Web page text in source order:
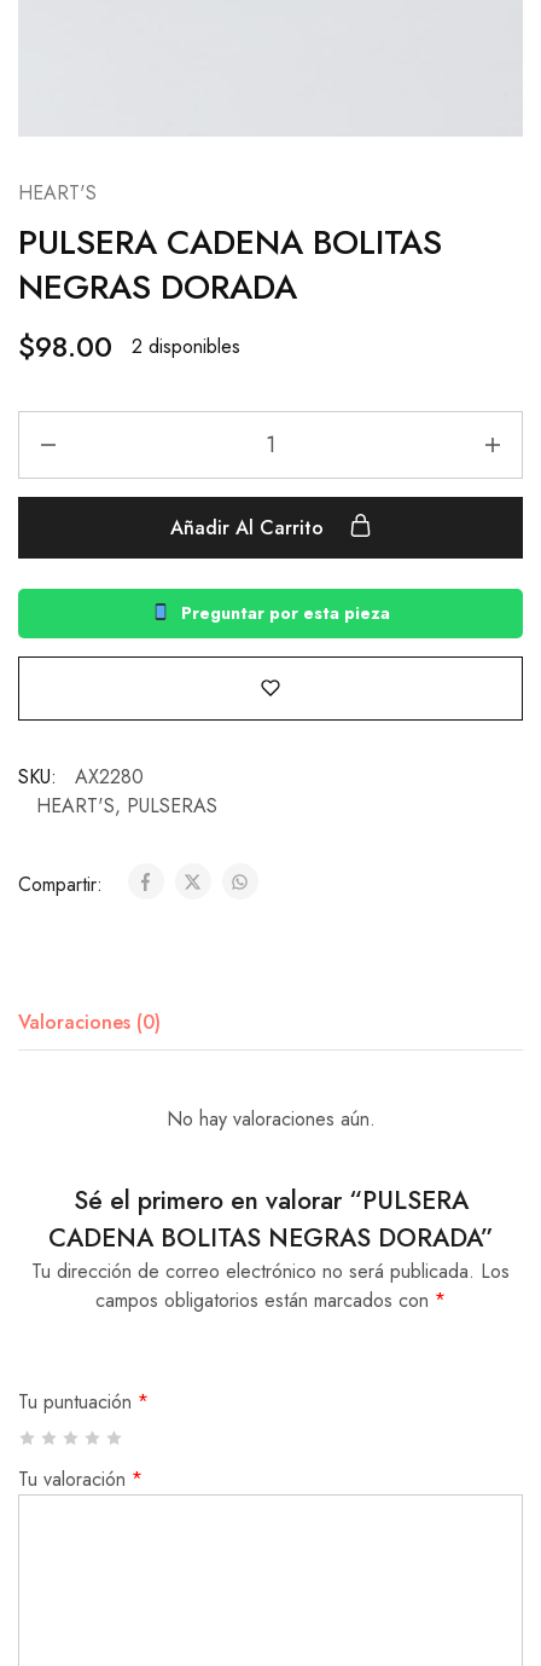
HEART'S
PULSERA CADENA BOLITAS
NEGRAS DORADA
$98.00 2 disponibles
Añadir Al Carrito
Preguntar por esta pieza
SKU:
AX2280
HEART'S, PULSERAS
Compartir:
Valoraciones (0)
No hay valoraciones aún.
Sé el primero en valorar “PULSERA
CADENA BOLITAS NEGRAS DORADA”
Tu dirección de correo electrónico no será publicada. Los
campos obligatorios están marcados con *
Tu puntuación *
Tu valoración *